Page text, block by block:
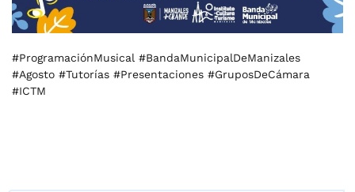
#ProgramaciónMusical #BandaMunicipalDeManizales
#Agosto #Tutorías #Presentaciones #GruposDeCámara
#ICTM